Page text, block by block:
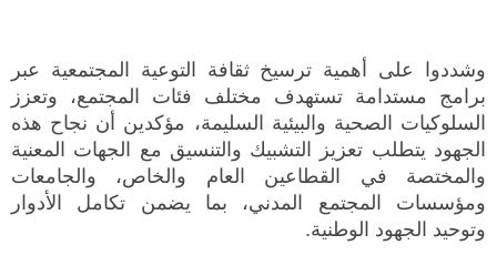
وشددوا على أهمية ترسيخ ثقافة التوعية المجتمعية عبر
برامج مستدامة تستهدف مختلف فئات المجتمع، وتعزز
السلوكيات الصحية والبيئية السليمة، مؤكدين أن نجاح هذه
الجهود يتطلب تعزيز التشبيك والتنسيق مع الجهات المعنية
والمختصة في القطاعين العام والخاص، والجامعات
ومؤسسات المجتمع المدني، بما يضمن تكامل الأدوار
وتوحيد الجهود الوطنية.